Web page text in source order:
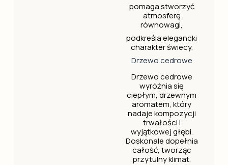
pomaga stworzyć
atmosferę
równowagi,
podkreśla elegancki
charakter świecy.
Drzewo cedrowe
Drzewo cedrowe
wyróżnia się
ciepłym, drzewnym
aromatem, który
nadaje kompozycji
trwałości i
wyjątkowej głębi.
Doskonale dopełnia
całość, tworząc
przytulny klimat.